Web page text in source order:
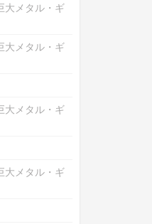
メタル・ギ
メタル・ギ
メタル・ギ
メタル・ギ